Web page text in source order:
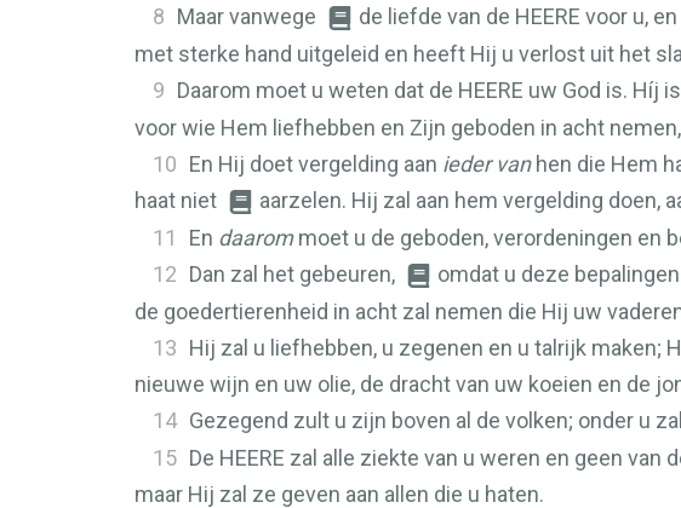
8 Maar vanwege de liefde van de HEERE voor u,
met sterke hand uitgeleid en heeft Hij u verlost uit het
9 Daarom moet u weten dat de HEERE uw God is. Híj is
voor wie Hem liefhebben en Zijn geboden in acht
10 En Hij doet vergelding aan ieder vanhen die Hem
haat niet
aarzelen. Hij zal aan hem vergelding doen,
11
En daarommoet u de geboden, verordeningen en
12 Dan zal het gebeuren, omdat u deze
de goedertierenheid in acht zal nemen die Hij uw
13 Hij zal u liefhebben, u zegenen en u talrijk maken;
nieuwe wijn en uw olie, de dracht van uw koeien en de
14 Gezegend zult u zijn boven al de volken; onder u zal
15 De HEERE zal alle ziekte van u weren en geen van
maar Hij zal ze geven aan allen die u haten.